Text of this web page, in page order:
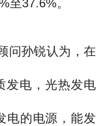
至37.6%。
孙锐认为，在
发电，光热发电
电的电源，能发